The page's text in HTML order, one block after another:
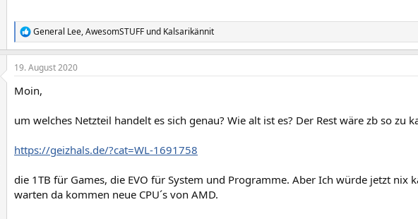
R
e
a
k
i
e
:
General Lee,AwesomSTUFF und Kalsarikännit
19. August 2020
Moin,
um welches Netzteil handelt es sich genau? Wie alt ist es? Der Rest wäre zb so zu
https://geizhals.de/?cat=WL-1691758
die 1TB für Games, die EVO für System und Programme. Aber Ich würde jetzt nix
warten da kommen neue CPU´s von AMD.